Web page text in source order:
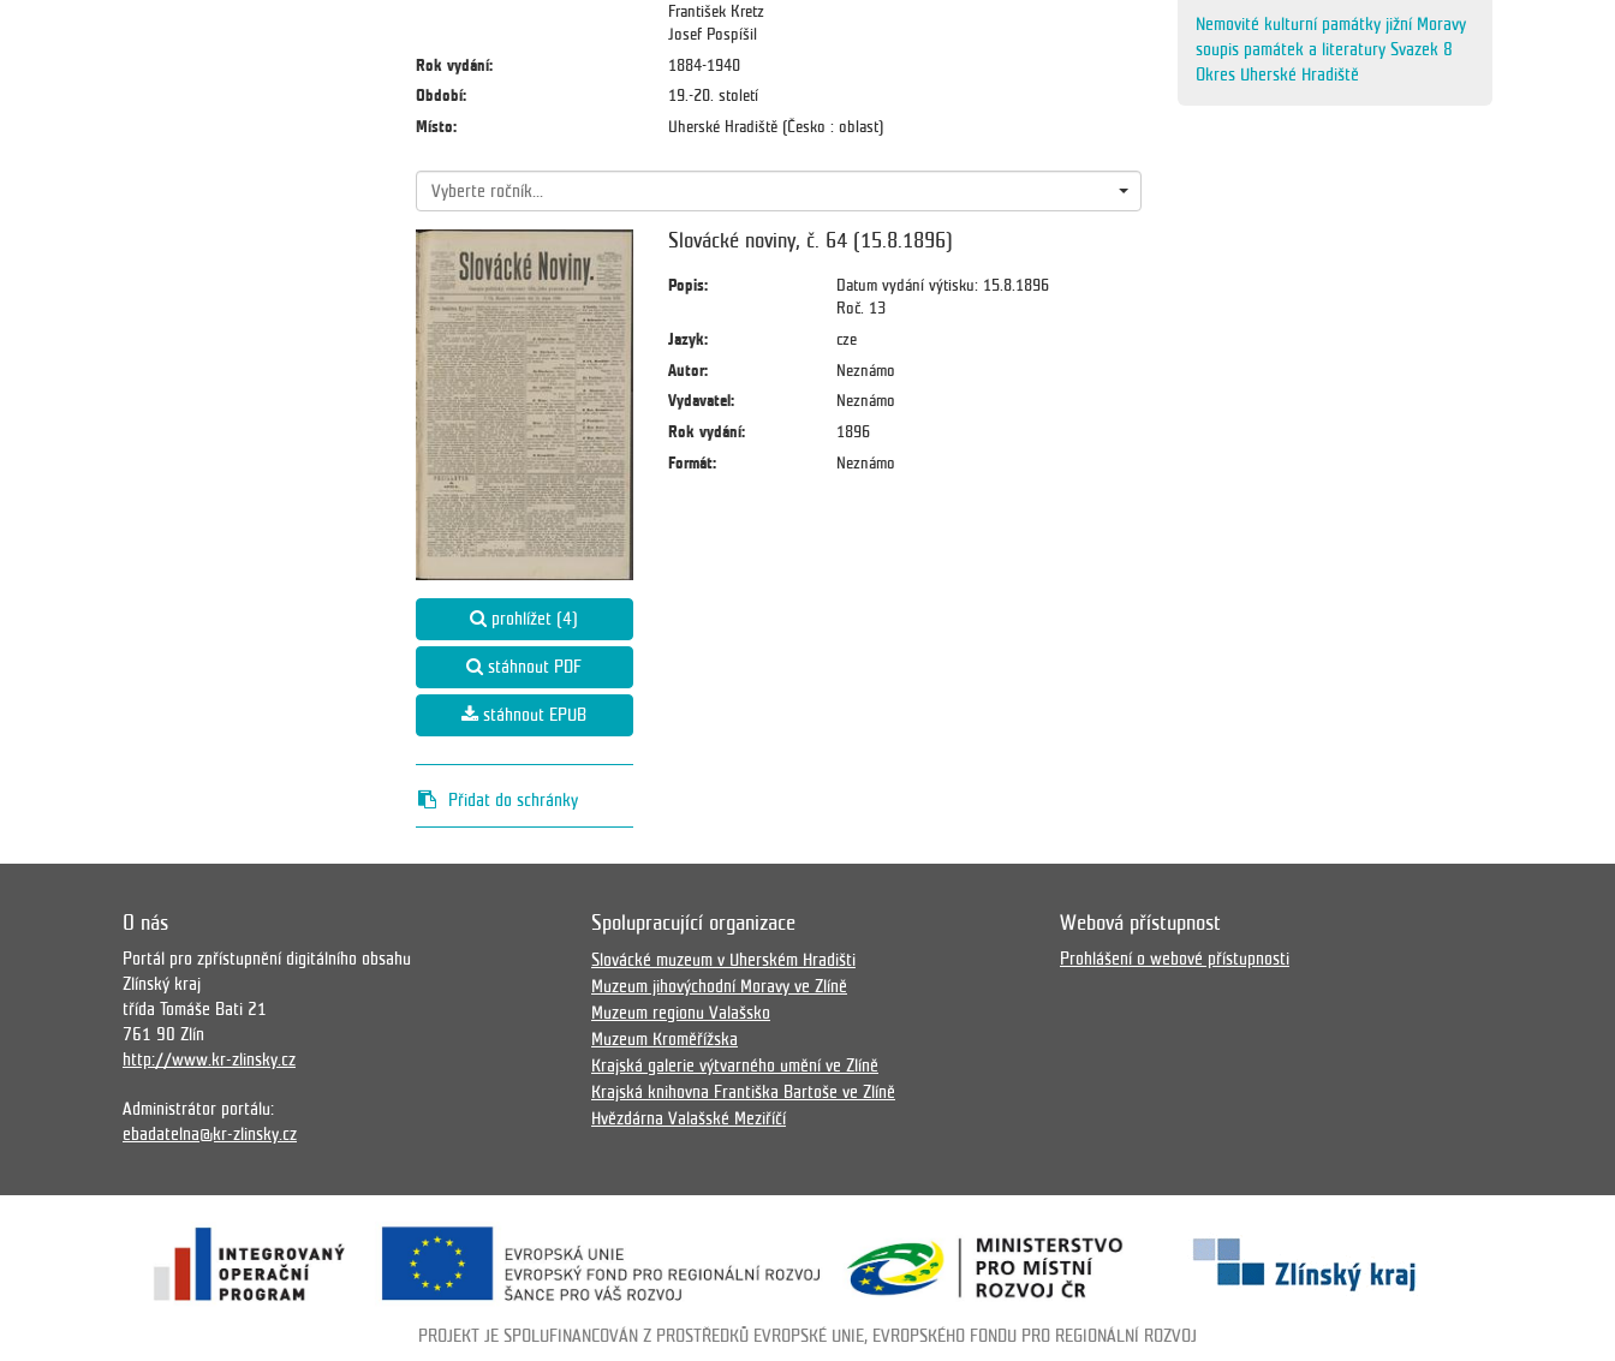
František Kretz
Josef Pospíšil
Rok vydání:
1884-1940
Období:
19.-20. století
Místo:
Uherské Hradiště (Česko : oblast)
Vyberte ročník...
prohlížet (4)
stáhnout PDF
stáhnout EPUB
Přidat do schránky
Slovácké noviny, č. 64 (15.8.1896)
Popis:
Datum vydání výtisku: 15.8.1896
Roč. 13
Jazyk:
cze
Autor:
Neznámo
Vydavatel:
Neznámo
Rok vydání:
1896
Formát:
Neznámo
Nemovité kulturní památky jižní Moravy
soupis památek a literatury Svazek 8
Okres Uherské Hradiště
O nás
Portál pro zpřístupnění digitálního obsahu
Zlínský kraj
třída Tomáše Bati 21
761 90 Zlín
http://www.kr-zlinsky.cz
Administrátor portálu:
ebadatelna@kr-zlinsky.cz
Spolupracující organizace
Slovácké muzeum v Uherském Hradišti
Muzeum jihovýchodní Moravy ve Zlíně
Muzeum regionu Valašsko
Muzeum Kroměřížska
Krajská galerie výtvarného umění ve Zlíně
Krajská knihovna Františka Bartoše ve Zlíně
Hvězdárna Valašské Meziříčí
Webová přístupnost
Prohlášení o webové přístupnosti
PROJEKT JE SPOLUFINANCOVÁN Z PROSTŘEDKŮ EVROPSKÉ UNIE, EVROPSKÉHO FONDU PRO REGIONÁLNÍ ROZVOJ